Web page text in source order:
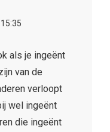
als je ingeënt
van de
verloopt
wel ingeënt
die ingeënt